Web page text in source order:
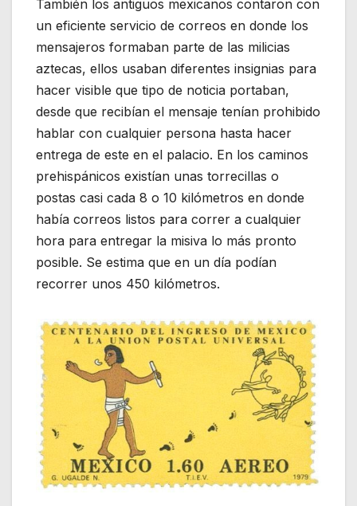
También los antiguos mexicanos contaron con
un eficiente servicio de correos en donde los
mensajeros formaban parte de las milicias
aztecas, ellos usaban diferentes insignias para
hacer visible que tipo de noticia portaban,
desde que recibían el mensaje tenían prohibido
hablar con cualquier persona hasta hacer
entrega de este en el palacio. En los caminos
prehispánicos existían unas torrecillas o
postas casi cada 8 o 10 kilómetros en donde
había correos listos para correr a cualquier
hora para entregar la misiva lo más pronto
posible. Se estima que en un día podían
recorrer unos 450 kilómetros.